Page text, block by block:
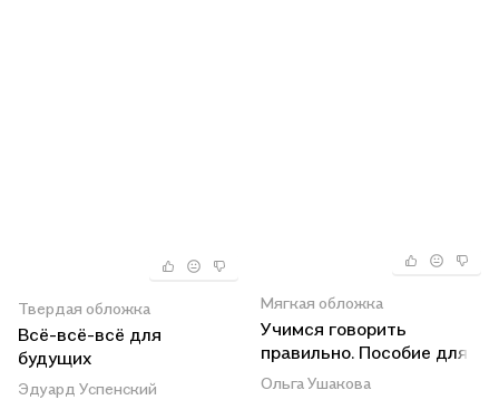
Твердая обложка
Всё-всё-всё для
будущих
первоклассников
Эдуард Успенский
Мягкая обложка
Учимся говорить
правильно. Пособие для
детей 6-7 лет
Ольга Ушакова